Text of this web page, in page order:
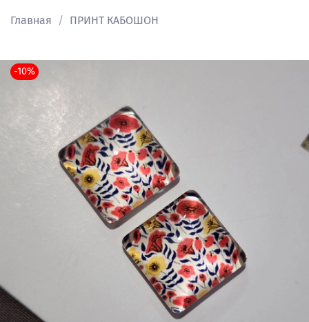
Главная ПРИНТ КАБОШОН
-10%